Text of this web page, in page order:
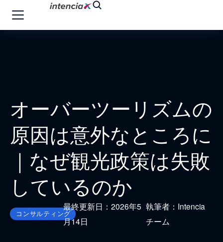
オーバーツーリズムの
原因は意外なところに
｜なぜ観光政策は失敗
しているのか
コンサルティング
最終更新日：2026年5
月14日
執筆者：Intencia
チーム